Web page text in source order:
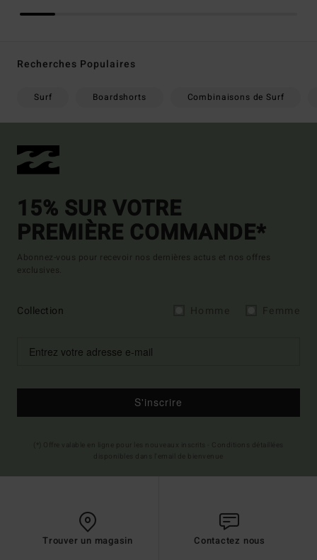
Recherches Populaires
Surf Boardshorts Combinaisons de Surf
15% SUR VOTRE
PREMIÈRE COMMANDE*
Abonnez-vous pour recevoir nos dernières actus et nos offres
exclusives.
Collection
S'inscrire
Trouver un magasin Contactez nous